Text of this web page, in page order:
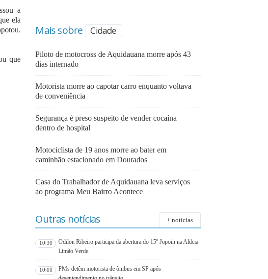
a
ela
que
Mais sobre Cidade
Piloto de motocross de Aquidauana morre após 43
dias internado
Motorista morre ao capotar carro enquanto voltava
de conveniência
Segurança é preso suspeito de vender cocaína
dentro de hospital
Motociclista de 19 anos morre ao bater em
caminhão estacionado em Dourados
Casa do Trabalhador de Aquidauana leva serviços
ao programa Meu Bairro Acontece
Outras notícias + notícias
10:30
Odilon Ribeiro participa da abertura do 15º Jopoin na Aldeia
Limão Verde
10:00
PMs detêm motorista de ônibus em SP após